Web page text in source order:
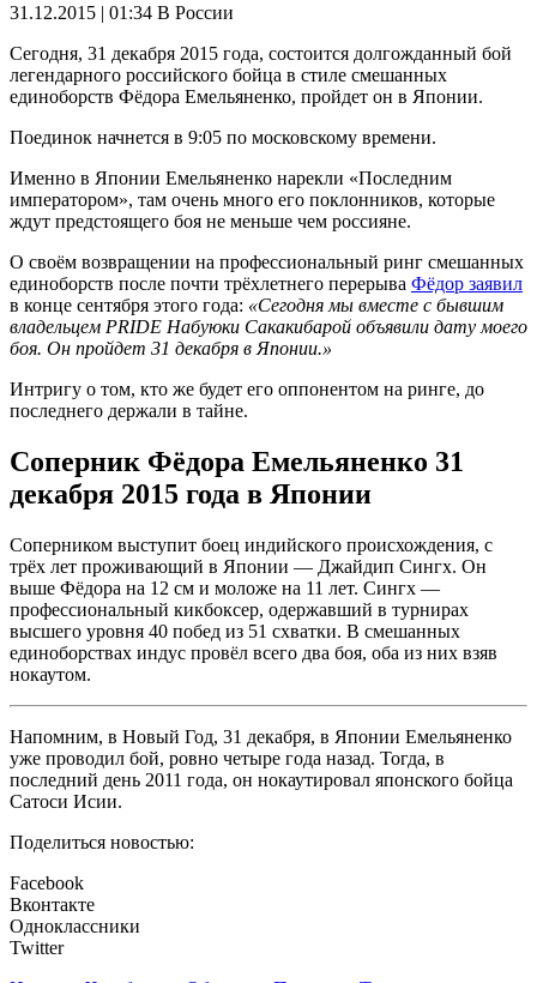
31.12.2015 | 01:34 В России
Сегодня, 31 декабря 2015 года, состоится долгожданный бой
легендарного российского бойца в стиле смешанных
единоборств Фёдора Емельяненко, пройдет он в Японии.
Поединок начнется в 9:05 по московскому времени.
Именно в Японии Емельяненко нарекли «Последним
императором», там очень много его поклонников, которые
ждут предстоящего боя не меньше чем россияне.
О своём возвращении на профессиональный ринг смешанных
единоборств после почти трёхлетнего перерыва Фёдор заявил
в конце сентября этого года: «Сегодня мы вместе с бывшим
владельцем PRIDE Набуюки Сакакибарой объявили дату моего
боя. Он пройдет 31 декабря в Японии.»
Интригу о том, кто же будет его оппонентом на ринге, до
последнего держали в тайне.
Соперник Фёдора Емельяненко 31
декабря 2015 года в Японии
Соперником выступит боец индийского происхождения, с
трёх лет проживающий в Японии — Джайдип Сингх. Он
выше Фёдора на 12 см и моложе на 11 лет. Сингх —
профессиональный кикбоксер, одержавший в турнирах
высшего уровня 40 побед из 51 схватки. В смешанных
единоборствах индус провёл всего два боя, оба из них взяв
нокаутом.
Напомним, в Новый Год, 31 декабря, в Японии Емельяненко
уже проводил бой, ровно четыре года назад. Тогда, в
последний день 2011 года, он нокаутировал японского бойца
Сатоси Исии.
Поделиться новостью:
Facebook
Вконтакте
Одноклассники
Twitter